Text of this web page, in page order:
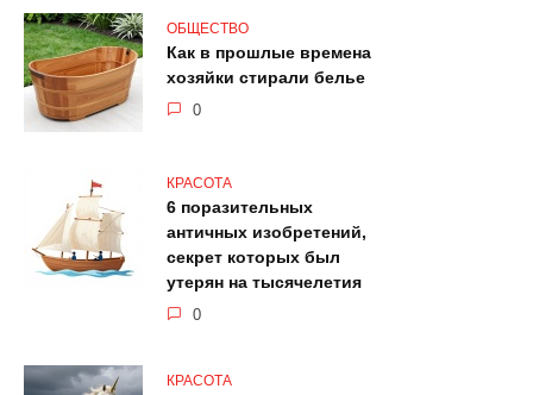
ОБЩЕСТВО
Как в прошлые времена
хозяйки стирали белье
0
КРАСОТА
6 поразительных
античных изобретений,
секрет которых был
утерян на тысячелетия
0
КРАСОТА